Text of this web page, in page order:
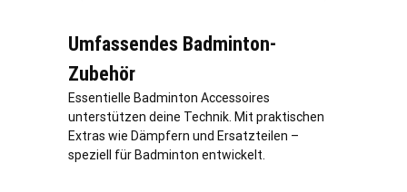
Umfassendes Badminton-
Zubehör
Essentielle Badminton Accessoires
unterstützen deine Technik. Mit praktischen
Extras wie Dämpfern und Ersatzteilen –
speziell für Badminton entwickelt.